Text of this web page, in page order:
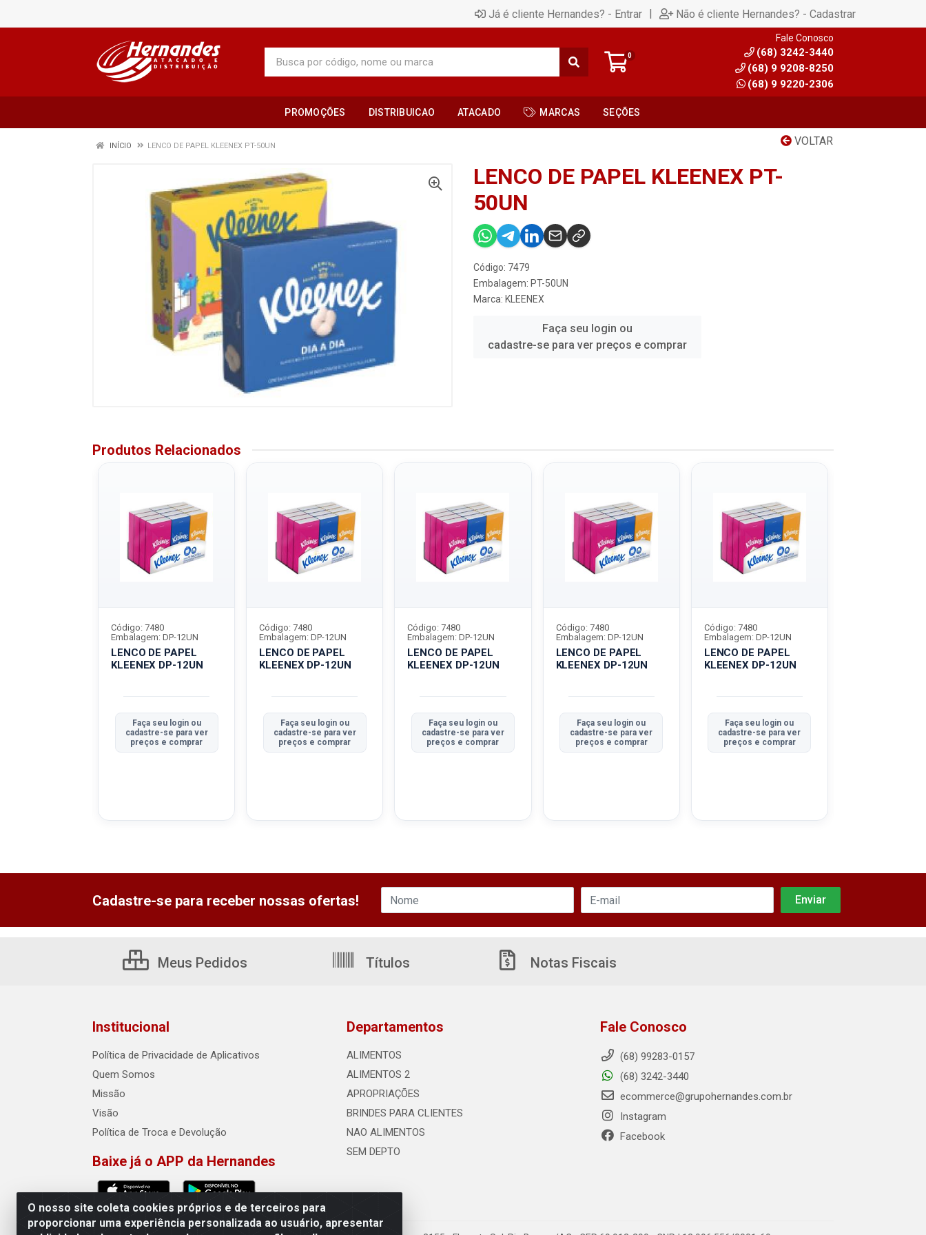
Já é cliente Hernandes? - Entrar | Não é cliente Hernandes? - Cadastrar
0
Fale Conosco
(68) 3242-3440
(68) 9 9208-8250
(68) 9 9220-2306
PROMOÇÕES DISTRIBUICAO ATACADO MARCAS SEÇÕES
VOLTAR
INÍCIO LENCO DE PAPEL KLEENEX PT-50UN
LENCO DE PAPEL KLEENEX PT-
50UN
Código: 7479
Embalagem: PT-50UN
Marca: KLEENEX
Faça seu login ou
cadastre-se para ver preços e comprar
Produtos Relacionados
LENCO DE PAPEL
KLEENEX DP-12UN
Código: 7480
Embalagem: DP-12UN
Faça seu login ou
cadastre-se para ver
preços e comprar
LENCO DE PAPEL
KLEENEX DP-12UN
Código: 7480
Embalagem: DP-12UN
Faça seu login ou
cadastre-se para ver
preços e comprar
LENCO DE PAPEL
KLEENEX DP-12UN
Código: 7480
Embalagem: DP-12UN
Faça seu login ou
cadastre-se para ver
preços e comprar
LENCO DE PAPEL
KLEENEX DP-12UN
Código: 7480
Embalagem: DP-12UN
Faça seu login ou
cadastre-se para ver
preços e comprar
LENCO DE PAPEL
KLEENEX DP-12UN
Código: 7480
Embalagem: DP-12UN
Faça seu login ou
cadastre-se para ver
preços e comprar
O nosso site coleta cookies próprios e de terceiros para
proporcionar uma experiência personalizada ao usuário, apresentar
Cadastre-se para receber nossas ofertas!
Meus Pedidos Títulos Notas Fiscais
Institucional
Política de Privacidade de Aplicativos
Quem Somos
Missão
Visão
Política de Troca e Devolução
Baixe já o APP da Hernandes
Departamentos
ALIMENTOS
ALIMENTOS 2
APROPRIAÇÕES
BRINDES PARA CLIENTES
NAO ALIMENTOS
SEM DEPTO
Fale Conosco
(68) 99283-0157
(68) 3242-3440
ecommerce@grupohernandes.com.br
Instagram
Facebook